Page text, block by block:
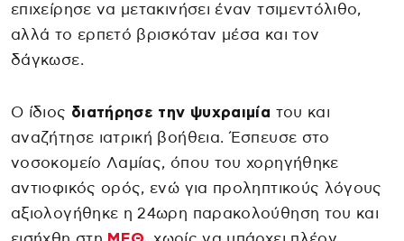
επιχείρησε να μετακινήσει έναν τσιμεντόλιθο,
αλλά το ερπετό βρισκόταν μέσα και τον
δάγκωσε.
Ο ίδιος διατήρησε την ψυχραιμία του και
αναζήτησε ιατρική βοήθεια. Έσπευσε στο
νοσοκομείο Λαμίας, όπου του χορηγήθηκε
αντιοφικός ορός, ενώ για προληπτικούς λόγους
αξιολογήθηκε η 24ωρη παρακολούθηση του και